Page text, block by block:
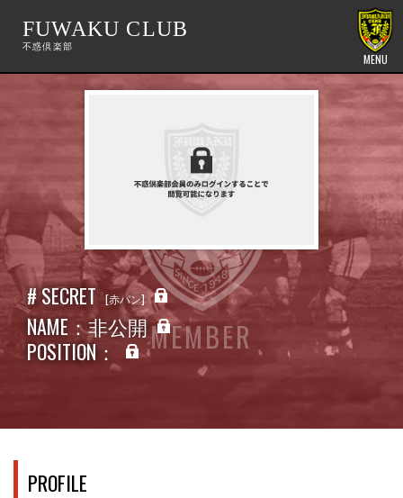
FUWAKU CLUB
MENU
MEMBER
# SECRET 赤パン
NAME：非公開
POSITION：
PROFILE